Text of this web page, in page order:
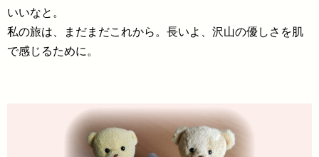
いいなと。
私の旅は、まだまだこれから。長いよ、沢山の優しさを肌
で感じるために。